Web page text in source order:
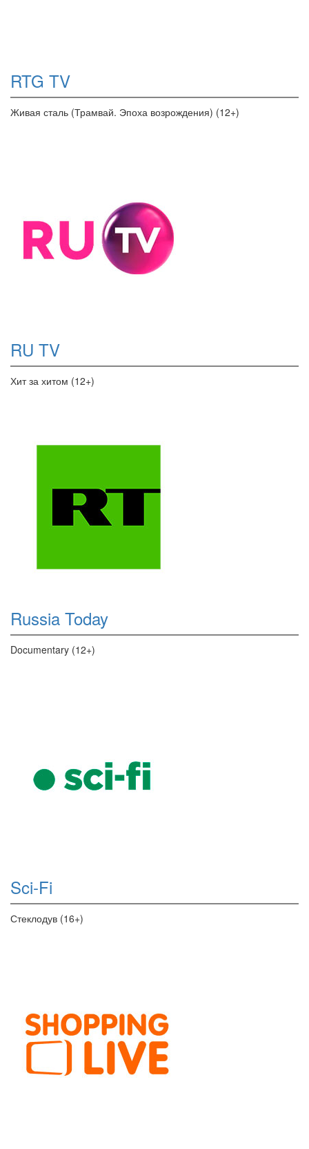
RTG TV
Живая сталь (Трамвай. Эпоха возрождения) (12+)
RU TV
Хит за хитом (12+)
Russia Today
Documentary (12+)
Sci-Fi
Стеклодув (16+)